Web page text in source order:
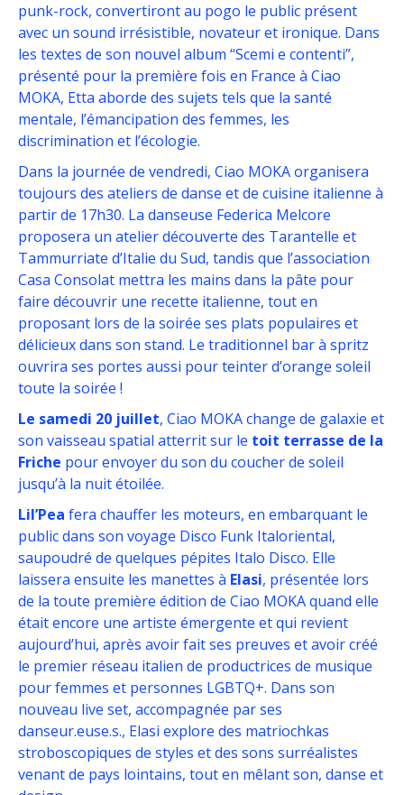
punk-rock, convertiront au pogo le public présent
avec un sound irrésistible, novateur et ironique. Dans
les textes de son nouvel album “Scemi e contenti”,
présenté pour la première fois en France à Ciao
MOKA, Etta aborde des sujets tels que la santé
mentale, l’émancipation des femmes, les
discrimination et l’écologie.
Dans la journée de vendredi, Ciao MOKA organisera
toujours des ateliers de danse et de cuisine italienne à
partir de 17h30. La danseuse Federica Melcore
proposera un atelier découverte des Tarantelle et
Tammurriate d’Italie du Sud, tandis que l’association
Casa Consolat mettra les mains dans la pâte pour
faire découvrir une recette italienne, tout en
proposant lors de la soirée ses plats populaires et
délicieux dans son stand. Le traditionnel bar à spritz
ouvrira ses portes aussi pour teinter d’orange soleil
toute la soirée !
Le samedi 20 juillet, Ciao MOKA change de galaxie et
son vaisseau spatial atterrit sur le toit terrasse de la
Friche pour envoyer du son du coucher de soleil
jusqu’à la nuit étoilée.
Lil’Pea fera chauffer les moteurs, en embarquant le
public dans son voyage Disco Funk Italoriental,
saupoudré de quelques pépites Italo Disco. Elle
laissera ensuite les manettes à Elasi, présentée lors
de la toute première édition de Ciao MOKA quand elle
était encore une artiste émergente et qui revient
aujourd’hui, après avoir fait ses preuves et avoir créé
le premier réseau italien de productrices de musique
pour femmes et personnes LGBTQ+. Dans son
nouveau live set, accompagnée par ses
danseur.euse.s., Elasi explore des matriochkas
stroboscopiques de styles et des sons surréalistes
venant de pays lointains, tout en mêlant son, danse et